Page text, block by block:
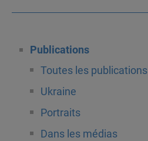
Publications
Toutes les publications
Ukraine
Portraits
Dans les médias